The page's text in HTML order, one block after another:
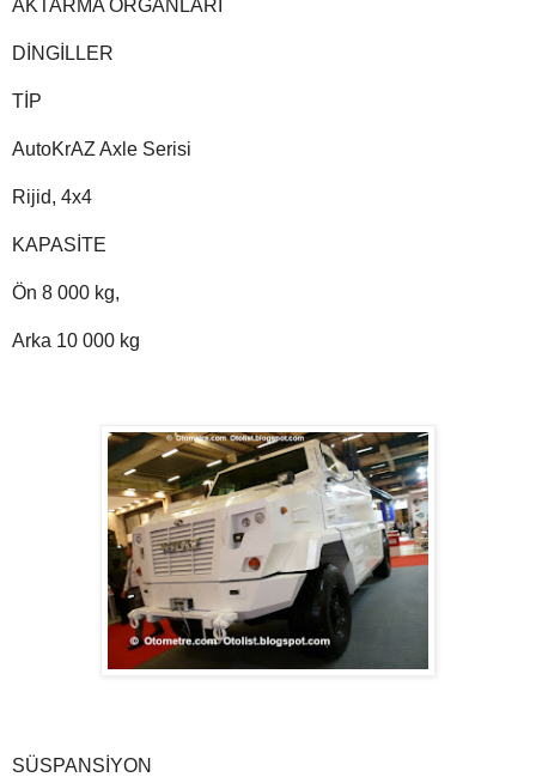
AKTARMA ORGANLARI
DİNGİLLER
TİP
AutoKrAZ Axle Serisi
Rijid, 4x4
KAPASİTE
Ön 8 000 kg,
Arka 10 000 kg
SÜSPANSİYON